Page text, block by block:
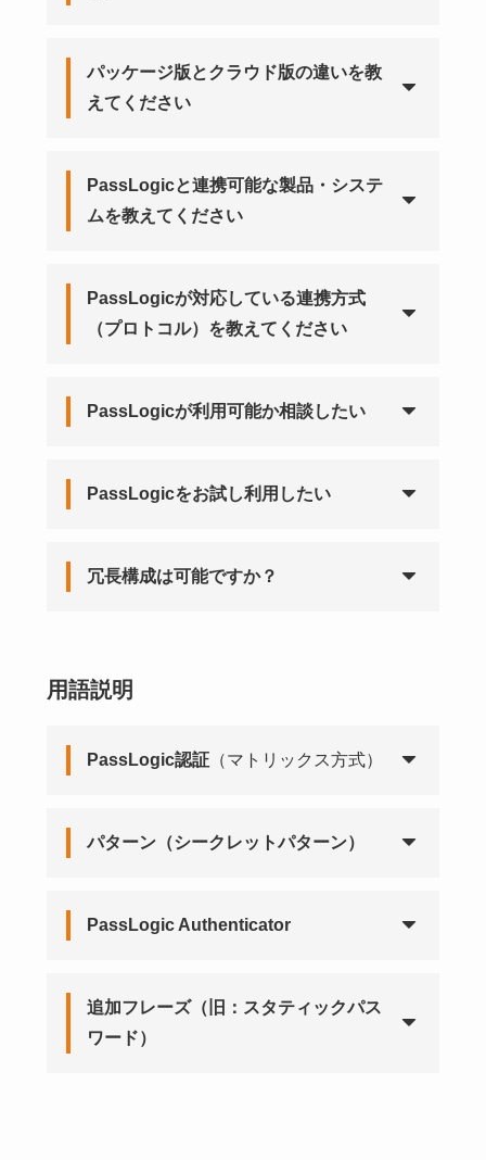
パッケージ版とクラウド版の違いを教
えてください
PassLogicと連携可能な製品・システ
ムを教えてください
PassLogicが対応している連携方式
（プロトコル）を教えてください
PassLogicが利用可能か相談したい
PassLogicをお試し利用したい
冗長構成は可能ですか？
用語説明
PassLogic認証（マトリックス方式）
パターン（シークレットパターン）
PassLogic Authenticator
追加フレーズ（旧：スタティックパス
ワード）